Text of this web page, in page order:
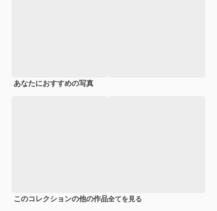
あなたにおすすめの写真
このコレクションの他の作品全てを見る